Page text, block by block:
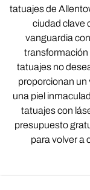
tatuajes de
ciudad clave
vanguardia
transformación
tatuajes no
proporcionan un
una piel
tatuajes con
presupuesto
para volver a